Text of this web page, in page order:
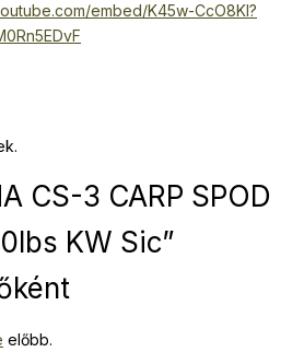
embed/K45w-CcO8KI?
CS-3 CARP SPOD
KW Sic”
előbb.